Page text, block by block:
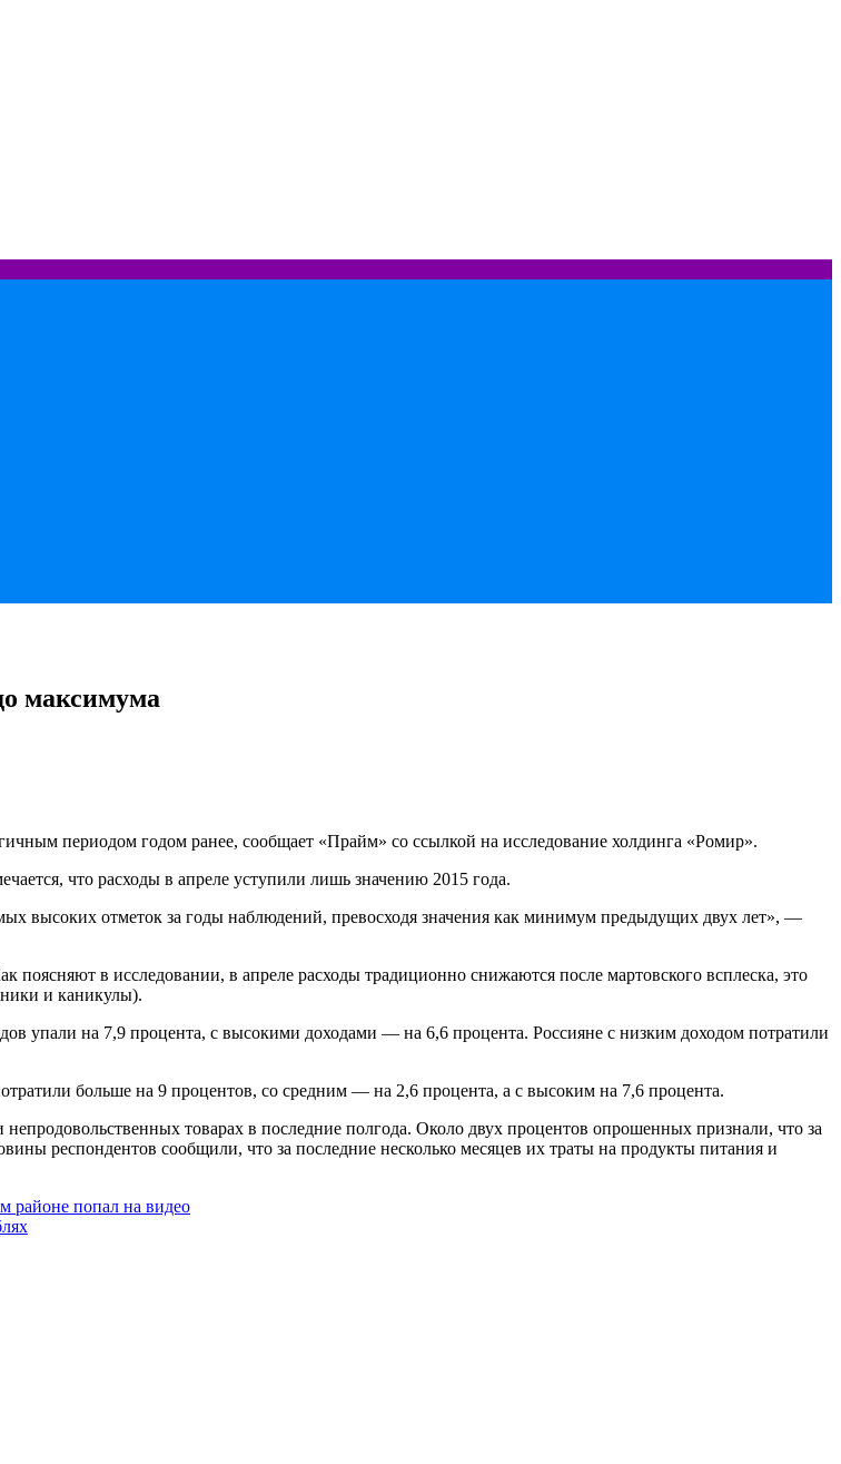
максимума
периодом годом ранее, сообщает «Прайм» со ссылкой на исследование холдинга «Ромир».
что расходы в апреле уступили лишь значению 2015 года.
высоких отметок за годы наблюдений, превосходя значения как минимум предыдущих двух лет», —
в исследовании, в апреле расходы традиционно снижаются после мартовского всплеска, это
и каникулы).
упали на 7,9 процента, с высокими доходами — на 6,6 процента. Россияне с низким доходом потратили
больше на 9 процентов, со средним — на 2,6 процента, а с высоким на 7,6 процента.
товарах в последние полгода. Около двух процентов опрошенных признали, что за
респондентов сообщили, что за последние несколько месяцев их траты на продукты питания и
районе попал на видео